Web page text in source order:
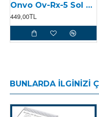
Onvo Ov-Rx-5 Sol Sinyal Kapağı
449,00TL
BUNLARDA İLGINIZI